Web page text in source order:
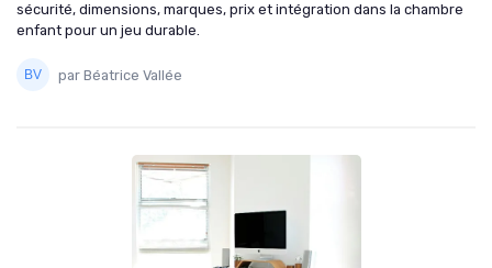
sécurité, dimensions, marques, prix et intégration dans la chambre
enfant pour un jeu durable.
par Béatrice Vallée